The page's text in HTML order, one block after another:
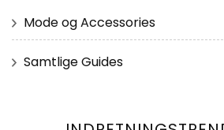
Mode og Accessories
Samtlige Guides